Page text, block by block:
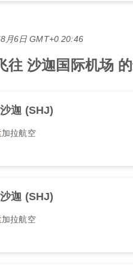
月6日 GMT+0 20:46
往 沙迦国际机场
沙迦 (SHJ)
加拉航空
沙迦 (SHJ)
加拉航空